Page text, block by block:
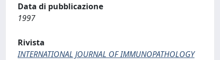
Data di pubblicazione
1997
Rivista
INTERNATIONAL JOURNAL OF IMMUNOPATHOLOGY